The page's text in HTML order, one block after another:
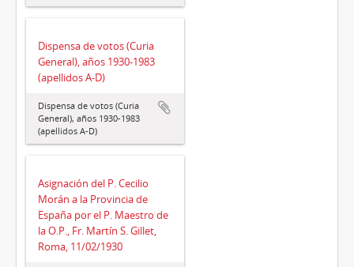
Dispensa de votos (Curia
General), años 1930-1983
(apellidos A-D)
Dispensa de votos (Curia
General), años 1930-1983
(apellidos A-D)
Asignación del P. Cecilio
Morán a la Provincia de
España por el P. Maestro de
la O.P., Fr. Martín S. Gillet,
Roma, 11/02/1930